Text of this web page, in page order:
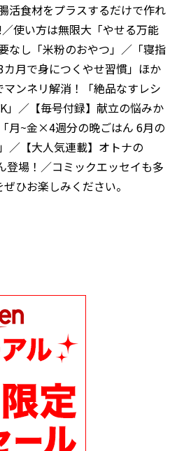
活食材をプラスするだけで作れ
使い方は無限大「やせる万能
なし「米粉のおやつ」／「寝指
月で身につくやせ習慣」ほか
ンネリ解消！「絶品なすレシ
」／【毎号付録】献立の悩みか
月~金×4週分の晩ごはん 6月の
／【大人気連載】オトナの
登場！／コミックエッセイも多
ひお楽しみください。